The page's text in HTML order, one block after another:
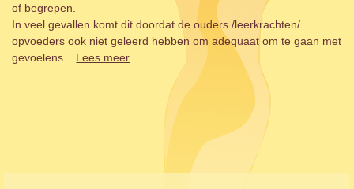
of begrepen.
In veel gevallen komt dit doordat de ouders /leerkrachten/
opvoeders ook niet geleerd hebben om adequaat om te gaan met
gevoelens. Lees meer